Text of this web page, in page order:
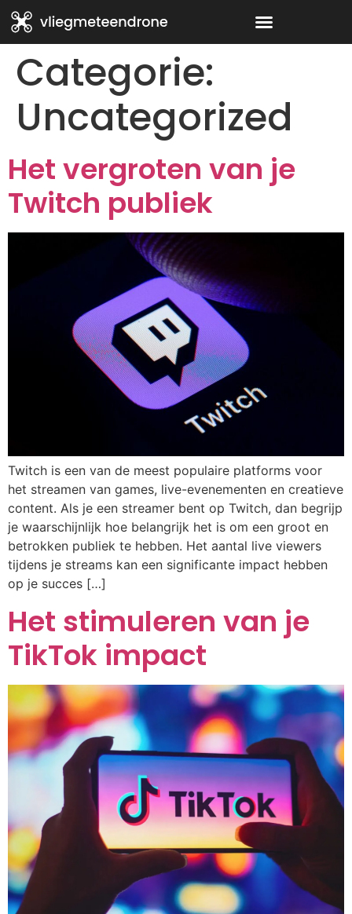
Categorie:
Uncategorized
Het vergroten van je
Twitch publiek
Twitch is een van de meest populaire platforms voor
het streamen van games, live-evenementen en creatieve
content. Als je een streamer bent op Twitch, dan begrijp
je waarschijnlijk hoe belangrijk het is om een groot en
betrokken publiek te hebben. Het aantal live viewers
tijdens je streams kan een significante impact hebben
op je succes […]
Het stimuleren van je
TikTok impact